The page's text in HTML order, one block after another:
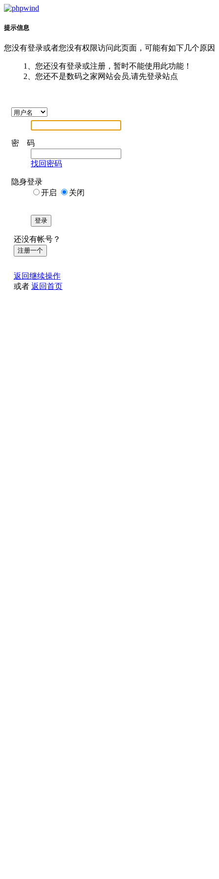
提示信息
您没有登录或者您没有权限访问此页面，可能有如下几个原因
1、您还没有登录或注册，暂时不能使用此功能！
2、您还不是数码之家网站会员,请先登录站点
密 码
找回密码
隐身登录
开启
关闭
登录
还没有帐号？
注册一个
返回继续操作
或者 返回首页